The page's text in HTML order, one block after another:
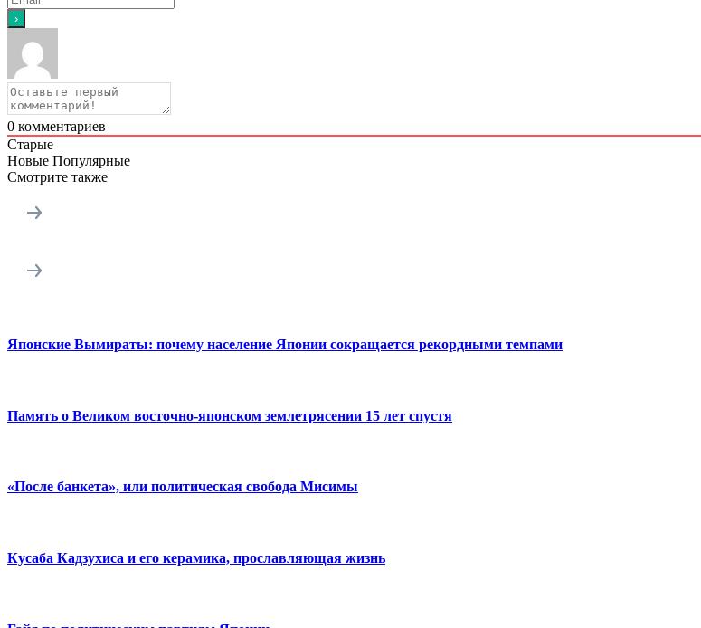
0 комментариев
Старые
Новые Популярные
Смотрите также
Японские Вымираты: почему население Японии сокращается рекордными темпами
Память о Великом восточно-японском землетрясении 15 лет спустя
«После банкета», или политическая свобода Мисимы
Кусаба Кадзухиса и его керамика, прославляющая жизнь